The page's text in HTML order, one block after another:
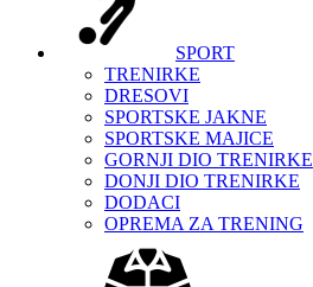
SPORT
TRENIRKE
DRESOVI
SPORTSKE JAKNE
SPORTSKE MAJICE
GORNJI DIO TRENIRKE
DONJI DIO TRENIRKE
DODACI
OPREMA ZA TRENING